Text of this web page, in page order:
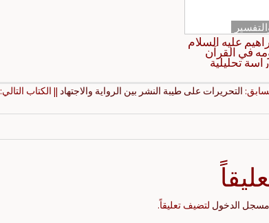
عليه السلام
في القرآن
تحليلية
التحريرات على طيبة النشر بين الرواية والاجتهاد|| الكتاب التالي:
مسجل الدخول لتضيف تعليقاً.